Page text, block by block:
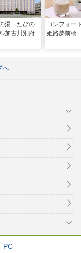
湯 たびの
加古川別府
コンフォー
姫路夢前橋
へ
PC